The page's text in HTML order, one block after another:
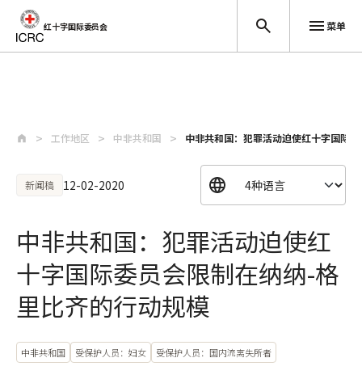
红十字国际委员会 菜单
工作地区 中非共和国 中非共和国：犯罪活动迫使红十字国际
新闻稿 12-02-2020
中非共和国：犯罪活动迫使红
十字国际委员会限制在纳纳-格
里比齐的行动规模
中非共和国 受保护人员：妇女 受保护人员：国内流离失所者